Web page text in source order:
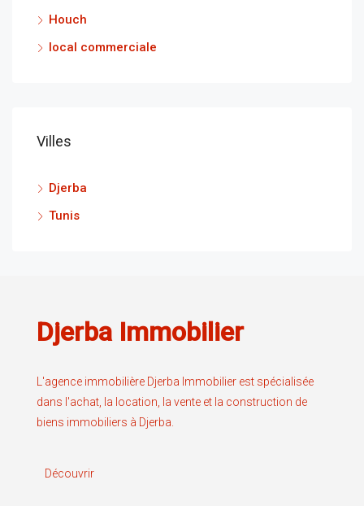
Houch
local commerciale
Villes
Djerba
Tunis
Djerba Immobilier
L'agence immobilière Djerba Immobilier est spécialisée
dans l'achat, la location, la vente et la construction de
biens immobiliers à Djerba.
Découvrir